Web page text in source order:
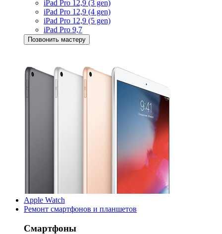
iPad Pro 12,9 (3 gen)
iPad Pro 12,9 (4 gen)
iPad Pro 12,9 (5 gen)
iPad Pro 9,7
Позвонить мастеру
Apple Watch
Ремонт смартфонов и планшетов
Смартфоны